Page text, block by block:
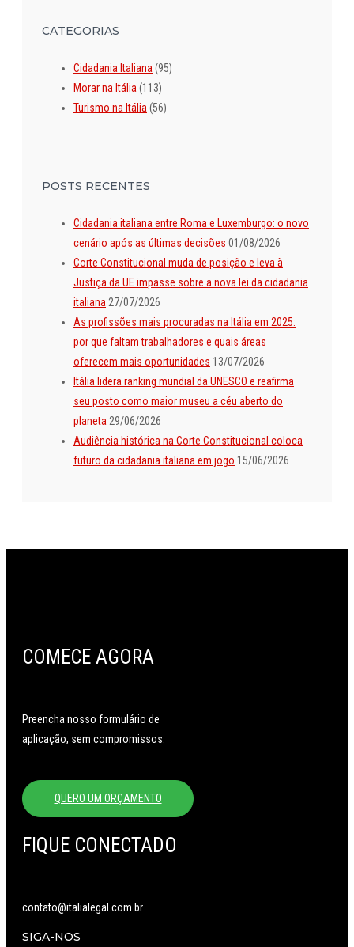
CATEGORIAS
Cidadania Italiana (95)
Morar na Itália (113)
Turismo na Itália (56)
POSTS RECENTES
Cidadania italiana entre Roma e Luxemburgo: o novo
cenário após as últimas decisões 01/08/2026
Corte Constitucional muda de posição e leva à
Justiça da UE impasse sobre a nova lei da cidadania
italiana 27/07/2026
As profissões mais procuradas na Itália em 2025:
por que faltam trabalhadores e quais áreas
oferecem mais oportunidades 13/07/2026
Itália lidera ranking mundial da UNESCO e reafirma
seu posto como maior museu a céu aberto do
planeta 29/06/2026
Audiência histórica na Corte Constitucional coloca
futuro da cidadania italiana em jogo 15/06/2026
COMECE AGORA
Preencha nosso formulário de
aplicação, sem compromissos.
QUERO UM ORÇAMENTO
FIQUE CONECTADO
contato@italialegal.com.br
SIGA-NOS